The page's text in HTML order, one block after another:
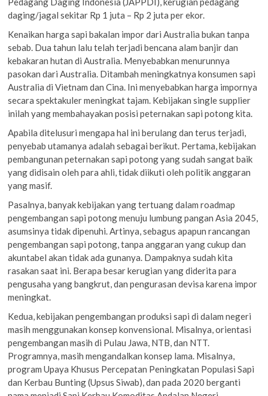
daging/jagal sekitar Rp 1 juta – Rp 2 juta per ekor.
Kenaikan harga sapi bakalan impor dari Australia bukan tanpa
sebab. Dua tahun lalu telah terjadi bencana alam banjir dan
kebakaran hutan di Australia. Menyebabkan menurunnya
pasokan dari Australia. Ditambah meningkatnya konsumen sapi
Australia di Vietnam dan Cina. Ini menyebabkan harga impornya
secara spektakuler meningkat tajam. Kebijakan single supplier
inilah yang membahayakan posisi peternakan sapi potong kita.
Apabila ditelusuri mengapa hal ini berulang dan terus terjadi,
penyebab utamanya adalah sebagai berikut. Pertama, kebijakan
pembangunan peternakan sapi potong yang sudah sangat baik
yang didisain oleh para ahli, tidak diikuti oleh politik anggaran
yang masif.
Pasalnya, banyak kebijakan yang tertuang dalam roadmap
pengembangan sapi potong menuju lumbung pangan Asia 2045,
asumsinya tidak dipenuhi. Artinya, sebagus apapun rancangan
pengembangan sapi potong, tanpa anggaran yang cukup dan
akuntabel akan tidak ada gunanya. Dampaknya sudah kita
rasakan saat ini. Berapa besar kerugian yang diderita para
pengusaha yang bangkrut, dan pengurasan devisa karena impor
meningkat.
Kedua, kebijakan pengembangan produksi sapi di dalam negeri
masih menggunakan konsep konvensional. Misalnya, orientasi
pengembangan masih di Pulau Jawa, NTB, dan NTT.
Programnya, masih mengandalkan konsep lama. Misalnya,
program Upaya Khusus Percepatan Peningkatan Populasi Sapi
dan Kerbau Bunting (Upsus Siwab), dan pada 2020 berganti